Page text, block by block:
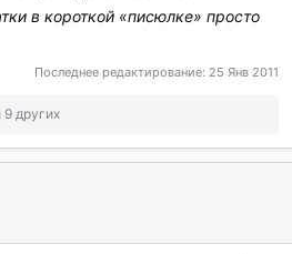
в короткой «писюлке» просто
Последнее редактирование: 25 Янв 2011
9 других